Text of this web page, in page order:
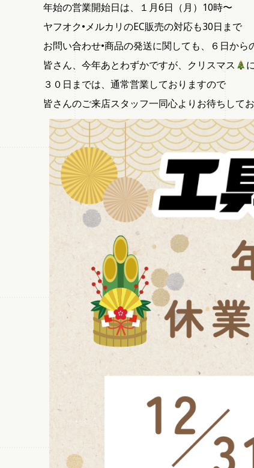
年始の営業開始日は、１月6日（月）10時〜
ヤフオク•メルカリのEC販売の対応も30日まで
お問い合わせ•商品の発送に関しても、６日か
皆さん、今年あとわずかですが、クリスマス
３０日までは、通常営業しておりますので
皆さんのご来店スタッフ一同心よりお待ちして